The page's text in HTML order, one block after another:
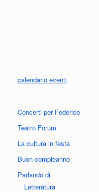
calendario eventi
Concerti per Federico
Teatro Forum
La cultura in festa
Buon compleanno
Parlando di
Letteratura